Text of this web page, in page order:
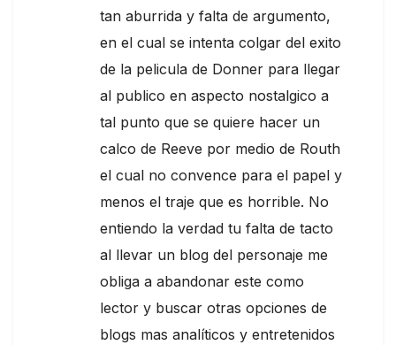
tan aburrida y falta de argumento,
en el cual se intenta colgar del exito
de la pelicula de Donner para llegar
al publico en aspecto nostalgico a
tal punto que se quiere hacer un
calco de Reeve por medio de Routh
el cual no convence para el papel y
menos el traje que es horrible. No
entiendo la verdad tu falta de tacto
al llevar un blog del personaje me
obliga a abandonar este como
lector y buscar otras opciones de
blogs mas analíticos y entretenidos